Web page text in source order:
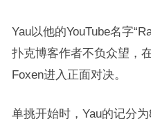
Yau以他的YouTube名字
扑克博客作者不负众望，
Foxen进入正面对决。
单挑开始时，Yau的记分为